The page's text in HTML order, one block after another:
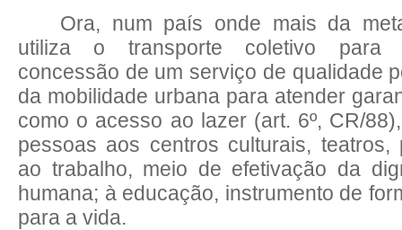
Ora, num país onde mais da
utiliza o transporte coletivo para
concessão de um serviço de qualidade
da mobilidade urbana para atender
como o acesso ao lazer (art. 6º, CR/
pessoas aos centros culturais, teatros,
ao trabalho, meio de efetivação da
humana; à educação, instrumento de
para a vida.